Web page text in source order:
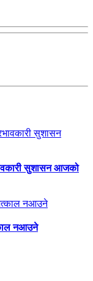
सुशासन आजको
नआउने